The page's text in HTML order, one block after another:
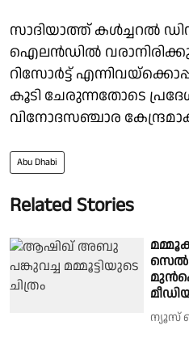
സാദിയാത്ത് കള്‍ച്ചറല്‍
ഐലന്‍ഡില്‍
റിസോര്‍ട്ട്
കൂടി ചേരുന്നതോടെ
വിനോദസഞ്ചാര
Abu Dhabi
Related Stories
ന്യൂസ്